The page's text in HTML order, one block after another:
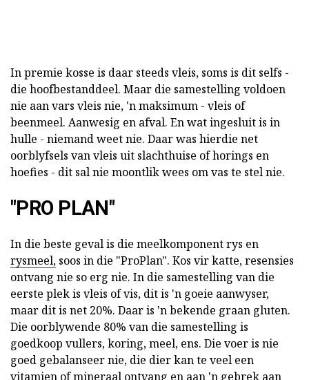
In premie kosse is daar steeds vleis, soms is dit selfs -
die hoofbestanddeel. Maar die samestelling voldoen
nie aan vars vleis nie, 'n maksimum - vleis of
beenmeel. Aanwesig en afval. En wat ingesluit is in
hulle - niemand weet nie. Daar was hierdie net
oorblyfsels van vleis uit slachthuise of horings en
hoefies - dit sal nie moontlik wees om vas te stel nie.
"PRO PLAN"
In die beste geval is die meelkomponent rys en
rysmeel, soos in die "ProPlan". Kos vir katte, resensies
ontvang nie so erg nie. In die samestelling van die
eerste plek is vleis of vis, dit is 'n goeie aanwyser,
maar dit is net 20%. Daar is 'n bekende graan gluten.
Die oorblywende 80% van die samestelling is
goedkoop vullers, koring, meel, ens. Die voer is nie
goed gebalanseer nie, die dier kan te veel een
vitamien of mineraal ontvang en aan 'n gebrek aan